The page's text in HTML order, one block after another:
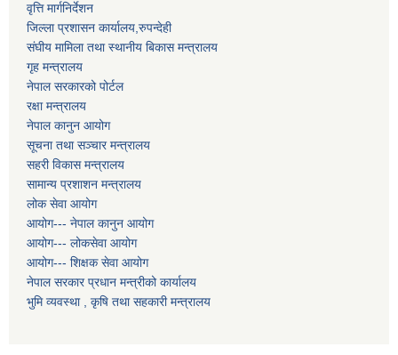
वृत्ति मार्गनिर्देशन
जिल्ला प्रशासन कार्यालय,रुपन्देही
संघीय मामिला तथा स्थानीय बिकास मन्त्रालय
गृह मन्त्रालय
नेपाल सरकारको पोर्टल
रक्षा मन्त्रालय
नेपाल कानुन आयोग
सूचना तथा सञ्चार मन्त्रालय
सहरी विकास मन्त्रालय
सामान्य प्रशाशन मन्त्रालय
लोक सेवा आयोग
आयोग--- नेपाल कानुन आयोग
आयोग--- लोकसेवा आयोग
आयोग--- शिक्षक सेवा आयोग
नेपाल सरकार प्रधान मन्त्रीको कार्यालय
भुमि व्यवस्था , कृषि तथा सहकारी मन्त्रालय